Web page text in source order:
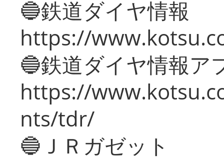
🔵鉄道ダイヤ情報
https://
🔵鉄道ダイヤ情報ア
https://
nts/tdr/
🔵ＪＲガゼット